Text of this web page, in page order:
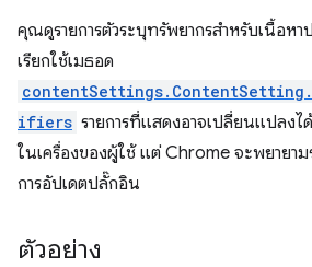
คุณดูรายการตัวระบุทรัพยากรสำหรับเนื้อหา
เรียกใช้เมธอด
ifiers รายการที่แสดงอาจเปลี่ยนแปลง
ในเครื่องของผู้ใช้ แต่ Chrome จะพยายา
การอัปเดตปลั๊กอิน
ตัวอย่าง